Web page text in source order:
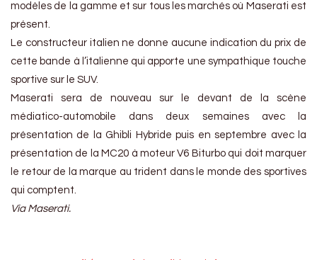
modèles de la gamme et sur tous les marchés où Maserati est
présent.
Le constructeur italien ne donne aucune indication du prix de
cette bande à l’italienne qui apporte une sympathique touche
sportive sur le SUV.
Maserati sera de nouveau sur le devant de la scène
médiatico-automobile dans deux semaines avec la
présentation de la Ghibli Hybride puis en septembre avec la
présentation de la MC20 à moteur V6 Biturbo qui doit marquer
le retour de la marque au trident dans le monde des sportives
qui comptent.
Via Maserati.